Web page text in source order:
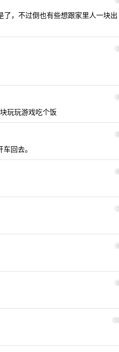
，不过倒也有些想跟家里人一块出
3
4
玩玩游戏吃个饭
5
回去。
6
7
8
9
10